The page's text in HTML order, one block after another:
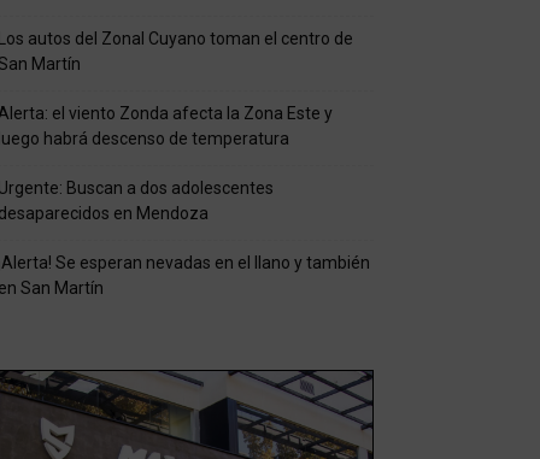
autos del Zonal Cuyano toman el centro de
Martín
el viento Zonda afecta la Zona Este y
habrá descenso de temperatura
Buscan a dos adolescentes
en Mendoza
Se esperan nevadas en el llano y también
San Martín